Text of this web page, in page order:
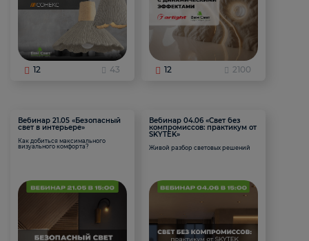
12 43 12 2100
Вебинар 21.05 «Безопасный
свет в интерьере»
Как добиться максимального
визуального комфорта?
Вебинар 04.06 «Свет без
компромиссов: практикум от
SKYTEK»
Живой разбор световых решений